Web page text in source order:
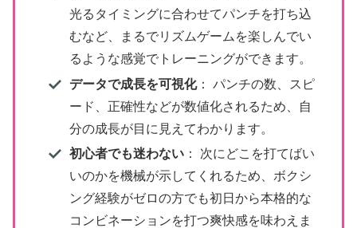
光るタイミングに合わせてパンチを打ち込
むなど、まるでリズムゲームを楽しんでい
るような感覚でトレーニングができます。
データで成長を可視化： パンチの数、スピ
ード、正確性などが数値化されるため、自
分の成長が目に見えてわかります。
初心者でも迷わない： 次にどこを打てばい
いのかを機械が示してくれるため、ボクシ
ング経験がゼロの方でも初日から本格的な
コンビネーションを打つ爽快感を味わえま